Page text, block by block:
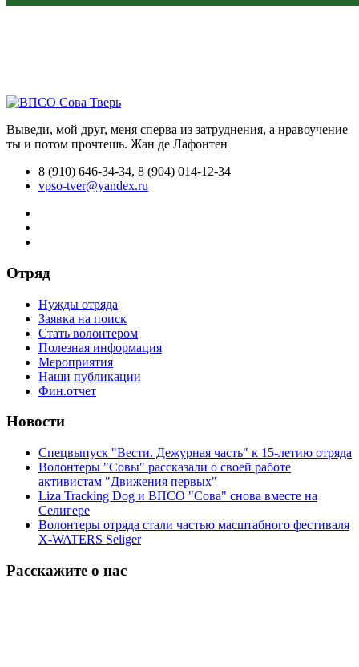
Выведи, мой друг, меня сперва из затруднения, а нравоучение
ты и потом прочтешь. Жан де Лафонтен
8 (910) 646-34-34, 8 (904) 014-12-34
vpso-tver@yandex.ru
Отряд
Нужды отряда
Заявка на поиск
Стать волонтером
Полезная информация
Мероприятия
Наши публикации
Фин.отчет
Новости
Спецвыпуск "Вести. Дежурная часть" к 15-летию отряда
Волонтеры "Совы" рассказали о своей работе
активистам "Движения первых"
Liza Tracking Dog и ВПСО "Сова" снова вместе на
Селигере
Волонтеры отряда стали частью масштабного фестиваля
X-WATERS Seliger
Расскажите о нас